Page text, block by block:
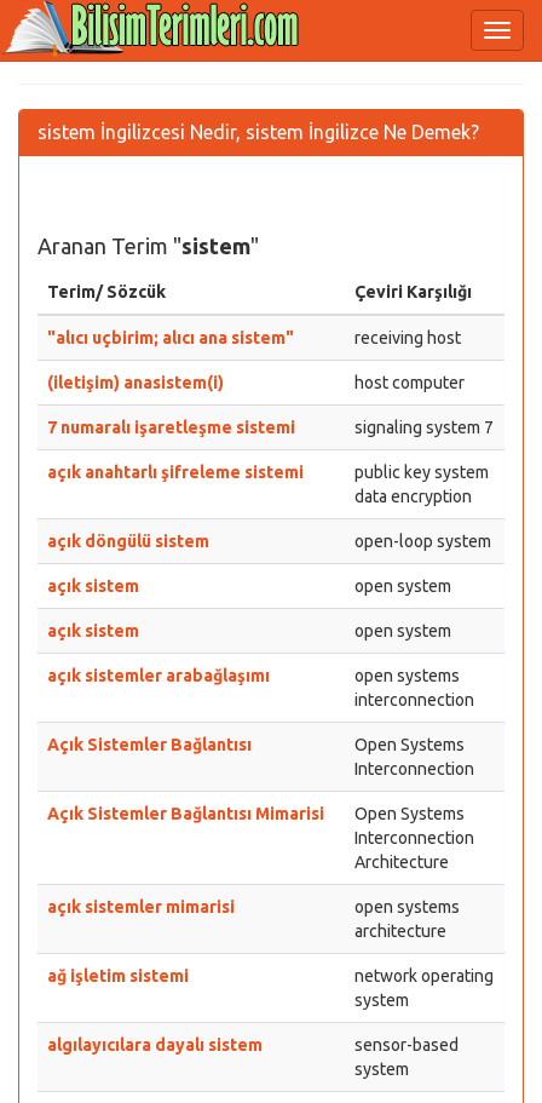
sistem İngilizcesi Nedir, sistem İngilizce Ne Demek?
Aranan Terim "sistem"
Terim/ Sözcük Çeviri Karşılığı
"alıcı uçbirim; alıcı ana sistem" receiving host
(iletişim) anasistem(i) host computer
7 numaralı işaretleşme sistemi signaling system 7
açık anahtarlı şifreleme sistemi
public key system
data encryption
açık döngülü sistem open-loop system
açık sistem open system
açık sistem open system
açık sistemler arabağlaşımı
open systems
interconnection
Açık Sistemler Bağlantısı
Open Systems
Interconnection
Açık Sistemler Bağlantısı Mimarisi
Open Systems
Interconnection
Architecture
açık sistemler mimarisi
open systems
architecture
ağ işletim sistemi
network operating
system
algılayıcılara dayalı sistem
sensor-based
system